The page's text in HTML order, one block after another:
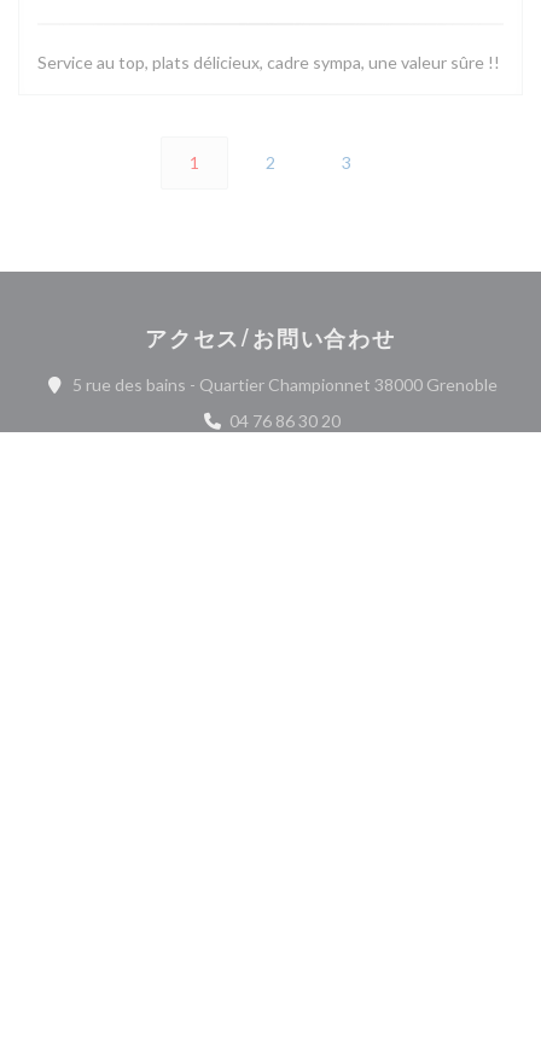
Service au top, plats délicieux, cadre sympa, une valeur sûre !!
1 2 3
アクセス/お問い合わせ
5 rue des bains - Quartier Championnet 38000 Grenoble((新
04 76 86 30 20